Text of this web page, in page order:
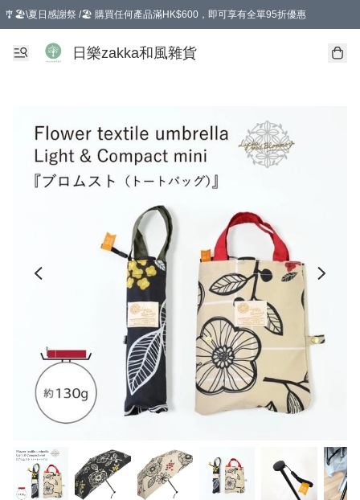
🎐🏖️\夏日感謝祭 /🏖️ 購買任何產品滿HK$600，即可享有全單95折優惠
選擇GoGoX住宅/工商地址配送，單一訂單消費購物滿HK$680(折扣後），可享有
日樂zakka和風雜貨